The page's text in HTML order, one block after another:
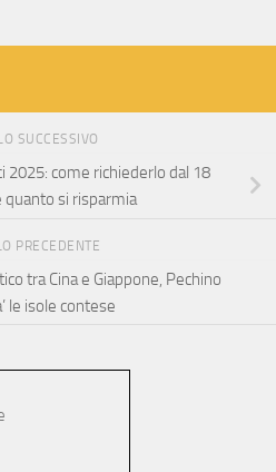
SUCCESSIVO
come richiederlo dal 18
quanto si risparmia
PRECEDENTE
tra Cina e Giappone, Pechino
le isole contese